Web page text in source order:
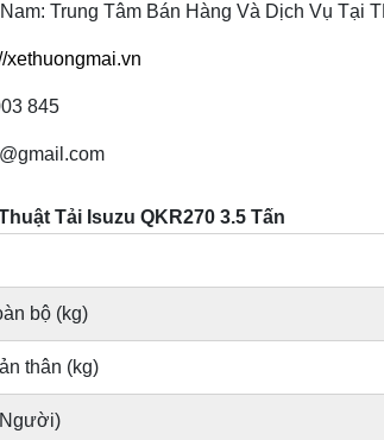
Trung Tâm Bán Hàng Và Dịch Vụ Tại
xethuongmai.vn
845
Tải Isuzu QKR270 3.5 Tấn
bộ (kg)
thân (kg)